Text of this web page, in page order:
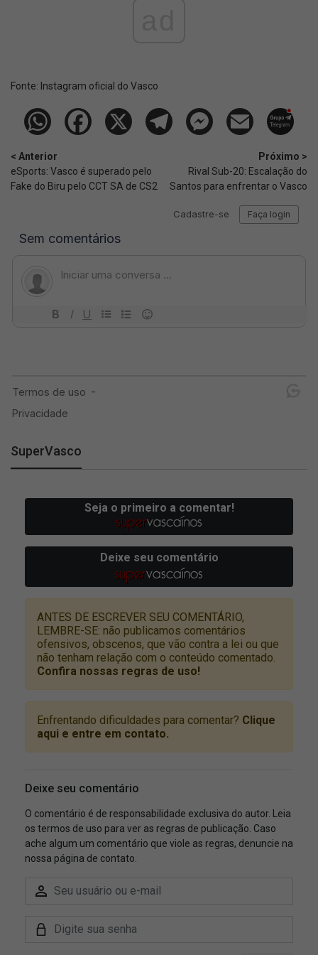
Fonte: Instagram oficial do Vasco
< Anterior
eSports: Vasco é superado pelo
Fake do Biru pelo CCT SA de CS2
Próximo >
Rival Sub-20: Escalação do
Santos para enfrentar o Vasco
SuperVasco